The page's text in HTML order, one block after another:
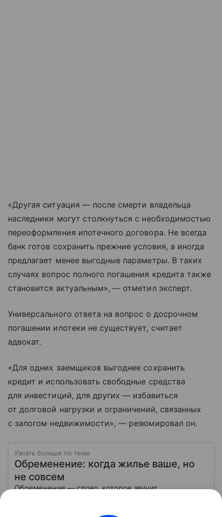
«Другая ситуация — после смерти владельца
наследники могут столкнуться с необходимостью
переоформления ипотечного договора. Не всегда
банк готов сохранить прежние условия, а иногда
предлагает менее выгодные параметры. В таких
случаях вопрос полного погашения кредита также
становится актуальным», — отметил эксперт.
Универсального ответа на вопрос о досрочном
погашении ипотеки не существует, считает
адвокат.
«Для одних заемщиков выгоднее сохранить
кредит и использовать свободные средства
для инвестиций, для других — избавиться
от долговой нагрузки и ограничений, связанных
с залогом недвижимости», — резюмировал он.
Узнать больше по теме
Обременение: когда жилье ваше, но
не совсем
Обременение — слово, которое звучит